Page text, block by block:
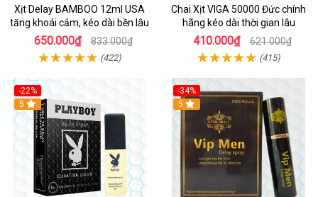
Xịt Delay BAMBOO 12ml USA
tăng khoái cảm, kéo dài bền lâu
650.000₫ 833.000₫
(422)
Chai Xịt VIGA 50000 Đức chính
hãng kéo dài thời gian lâu
410.000₫ 621.000₫
(415)
-22%
5
-34%
5